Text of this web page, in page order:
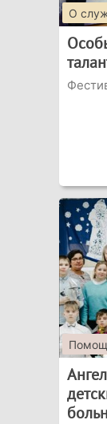
О